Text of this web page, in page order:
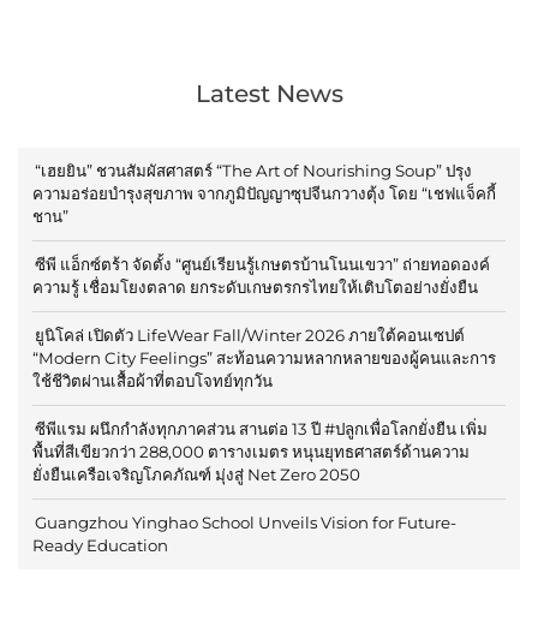
Latest News
“เฮยยิน” ชวนสัมผัสศาสตร์ “The Art of Nourishing Soup” ปรุง
ความอร่อยบำรุงสุขภาพ จากภูมิปัญญาซุปจีนกวางตุ้ง โดย “เชฟแจ็คกี้
ชาน”
ซีพี แอ็กซ์ตร้า จัดตั้ง “ศูนย์เรียนรู้เกษตรบ้านโนนเขวา” ถ่ายทอดองค์
ความรู้ เชื่อมโยงตลาด ยกระดับเกษตรกรไทยให้เติบโตอย่างยั่งยืน
ยูนิโคล่ เปิดตัว LifeWear Fall/Winter 2026 ภายใต้คอนเซปต์
“Modern City Feelings” สะท้อนความหลากหลายของผู้คนและการ
ใช้ชีวิตผ่านเสื้อผ้าที่ตอบโจทย์ทุกวัน
ซีพีแรม ผนึกกำลังทุกภาคส่วน สานต่อ 13 ปี #ปลูกเพื่อโลกยั่งยืน เพิ่ม
พื้นที่สีเขียวกว่า 288,000 ตารางเมตร หนุนยุทธศาสตร์ด้านความ
ยั่งยืนเครือเจริญโภคภัณฑ์ มุ่งสู่ Net Zero 2050
Guangzhou Yinghao School Unveils Vision for Future-
Ready Education